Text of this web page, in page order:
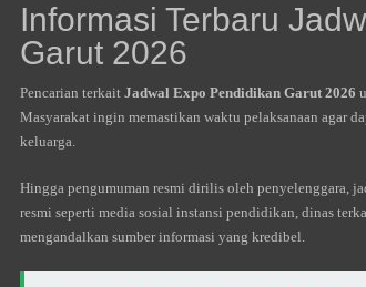
Informasi Terbaru
Garut 2026
Pencarian terkait Jadwal Expo Pendidikan Garut 2026
Masyarakat ingin memastikan waktu pelaksanaan agar
keluarga.
Hingga pengumuman resmi dirilis oleh penyelenggara,
resmi seperti media sosial instansi pendidikan, dinas
mengandalkan sumber informasi yang kredibel.